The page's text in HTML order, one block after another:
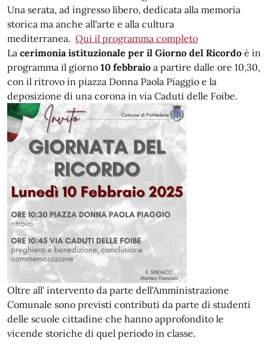
Una serata, ad ingresso libero, dedicata alla memoria
storica ma anche all'arte e alla cultura
mediterranea. Qui il programma completo
La cerimonia istituzionale per il Giorno del Ricordo è in
programma il giorno 10 febbraio a partire dalle ore 10,30,
con il ritrovo in piazza Donna Paola Piaggio e la
deposizione di una corona in via Caduti delle Foibe.
Oltre all' intervento da parte dell'Amministrazione
Comunale sono previsti contributi da parte di studenti
delle scuole cittadine che hanno approfondito le
vicende storiche di quel periodo in classe.